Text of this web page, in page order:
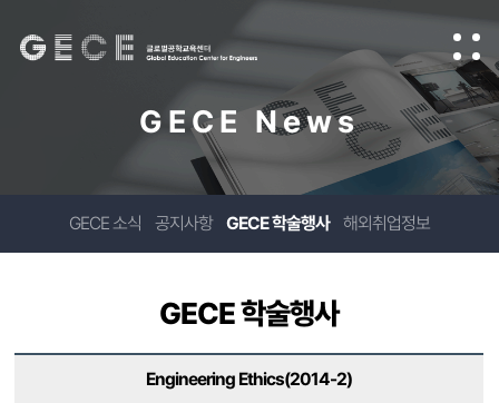
GECE News
GECE 소식 공지사항 GECE 학술행사 해외취업정보
GECE 학술행사
Engineering Ethics(2014-2)